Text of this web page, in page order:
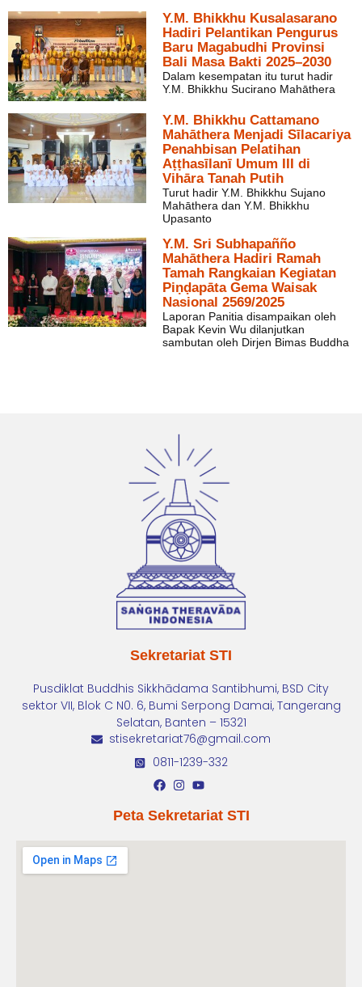
Y.M. Bhikkhu Kusalasarano
Hadiri Pelantikan Pengurus
Baru Magabudhi Provinsi
Bali Masa Bakti 2025–2030
Dalam kesempatan itu turut hadir
Y.M. Bhikkhu Sucirano Mahāthera
Y.M. Bhikkhu Cattamano
Mahāthera Menjadi Sīlacariya
Penahbisan Pelatihan
Aṭṭhasīlanī Umum III di
Vihāra Tanah Putih
Turut hadir Y.M. Bhikkhu Sujano
Mahāthera dan Y.M. Bhikkhu
Upasanto
Y.M. Sri Subhapañño
Mahāthera Hadiri Ramah
Tamah Rangkaian Kegiatan
Piṇḍapāta Gema Waisak
Nasional 2569/2025
Laporan Panitia disampaikan oleh
Bapak Kevin Wu dilanjutkan
sambutan oleh Dirjen Bimas Buddha
Sekretariat STI
Pusdiklat Buddhis Sikkhādama Santibhumi, BSD City
sektor VII, Blok C N0. 6, Bumi Serpong Damai, Tangerang
Selatan, Banten – 15321
stisekretariat76@gmail.com
0811-1239-332
Peta Sekretariat STI